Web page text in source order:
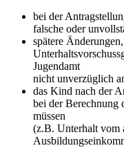
bei der
falsche oder
spätere
Jugendamt
nicht unverzüglich
das Kind nach der
bei der Berechnung
müssen
(z.B. Unterhalt vom